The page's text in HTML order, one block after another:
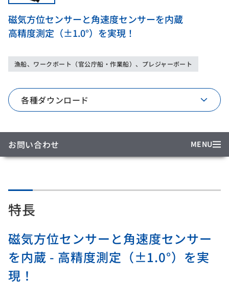
磁気方位センサーと角速度センサーを内蔵
高精度測定（±1.0°）を実現！
漁船、ワークボート（官公庁船・作業船）、プレジャーボート
各種ダウンロード
お問い合わせ MENU
特長
磁気方位センサーと角速度センサー
を内蔵 - 高精度測定（±1.0°）を実
現！